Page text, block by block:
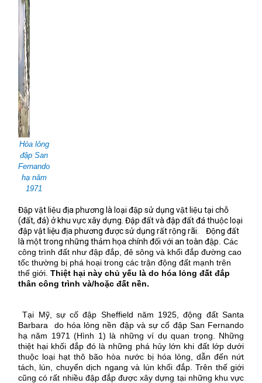
Hóa lỏng
đập San
Fernando
hạ năm
1971
Đập vật liệu địa phương là loại đập sử dụng vật liệu tại chỗ
(đất, đá) ở khu vực xây dựng. Đập đất và đập đất đá thuộc loại
đập vật liệu địa phương được sử dụng rất rộng rãi.
Động đất
là một trong những thảm họa chính đối với an toàn đập Các
công trình đất như đập đắp, đê sông và khối đắp đường cao
tốc thường bị phá hoại trong các trận động đất mạnh trên
thế giới. Thiệt hại này chủ yếu là do hóa lỏng đất đắp
thân công trình và/hoặc đất nền.
Tại Mỹ, sự cố đập Sheffield năm 1925, động đất Santa
Barbara
do hóa lỏng nền đập và sự cố đập San Fernando
hạ năm 1971 (Hình 1) là những ví dụ quan trọng. Những
thiệt hại khối đắp đó là những phá hủy lớn khi đất lớp dưới
thuộc loại hạt thô bão hòa nước bị hóa lỏng, dẫn đến nứt
tách, lún, chuyển dịch ngang và lún khối đắp. Trên thế giới
cũng có rất nhiều đập đắp được xây dựng tại những khu vực